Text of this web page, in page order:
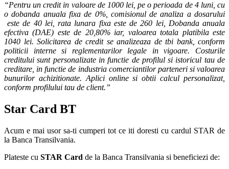
“Pentru un credit in valoare de 1000 lei, pe o perioada de 4 luni, cu
o dobanda anuala fixa de 0%, comisionul de analiza a dosarului
este de 40 lei, rata lunara fixa este de 260 lei, Dobanda anuala
efectiva (DAE) este de 20,80% iar, valoarea totala platibila este
1040 lei. Solicitarea de credit se analizeaza de tbi bank, conform
politicii interne si reglementarilor legale in vigoare. Costurile
creditului sunt personalizate in functie de profilul si istoricul tau de
creditare, in functie de industria comerciantilor parteneri si valoarea
bunurilor achizitionate. Aplici online si obtii calcul personalizat,
conform profilului tau de client.”
Star Card BT
Acum e mai usor sa-ti cumperi tot ce iti doresti cu cardul STAR de
la Banca Transilvania.
Plateste cu STAR Card de la Banca Transilvania si beneficiezi de: